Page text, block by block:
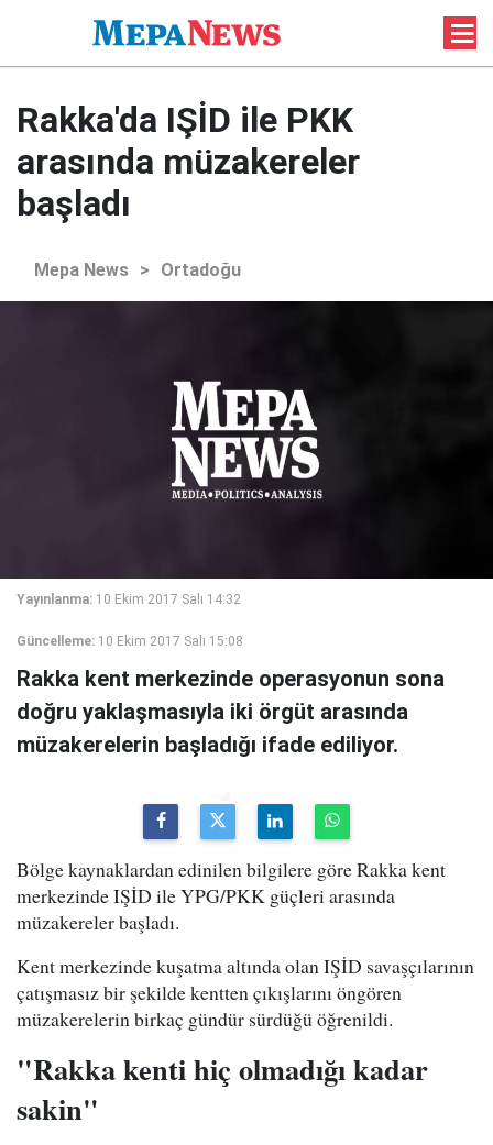
Rakka'da IŞİD ile PKK
arasında müzakereler
başladı
Mepa News > Ortadoğu
Yayınlanma: 10 Ekim 2017 Salı 14:32
Güncelleme: 10 Ekim 2017 Salı 15:08
Rakka kent merkezinde operasyonun sona
doğru yaklaşmasıyla iki örgüt arasında
müzakerelerin başladığı ifade ediliyor.
Bölge kaynaklardan edinilen bilgilere göre Rakka kent
merkezinde IŞİD ile YPG/PKK güçleri arasında
müzakereler başladı.
Kent merkezinde kuşatma altında olan IŞİD savaşçılarının
çatışmasız bir şekilde kentten çıkışlarını öngören
müzakerelerin birkaç gündür sürdüğü öğrenildi.
"Rakka kenti hiç olmadığı kadar
sakin"